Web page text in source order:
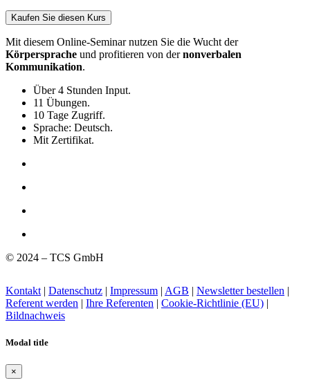
Kaufen Sie diesen Kurs
Mit diesem Online-Seminar nutzen Sie die Wucht der
Körpersprache und profitieren von dernonverbalen
Kommunikation.
Über 4 Stunden Input.
11 Übungen.
10 Tage Zugriff.
Sprache: Deutsch.
Mit Zertifikat.
© 2024 – TCS GmbH
Kontakt | Datenschutz | Impressum | AGB | Newsletter bestellen |
Referent werden | Ihre Referenten | Cookie-Richtlinie (EU) |
Bildnachweis
Modal title
×